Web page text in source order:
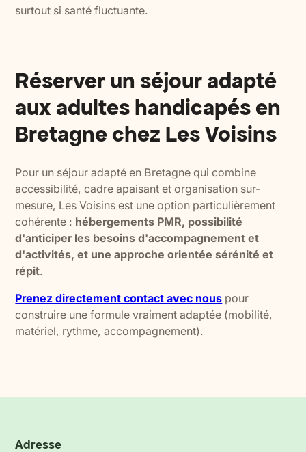
surtout si santé fluctuante.
Réserver un séjour adapté
aux adultes handicapés en
Bretagne chez Les Voisins
Pour un séjour adapté en Bretagne qui combine
accessibilité, cadre apaisant et organisation sur-
mesure, Les Voisins est une option particulièrement
cohérente : hébergements PMR, possibilité
d'anticiper les besoins d'accompagnement et
d'activités, et une approche orientée sérénité et
répit.
Prenez directement contact avec nous pour
construire une formule vraiment adaptée (mobilité,
matériel, rythme, accompagnement).
Adresse